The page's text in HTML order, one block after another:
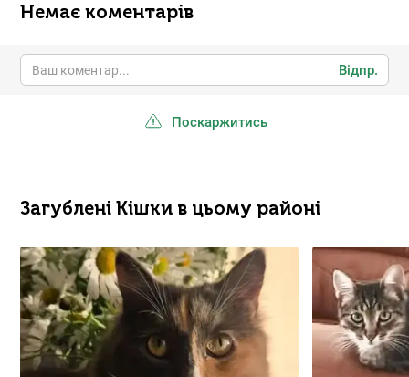
Немає коментарів
Відпр.
Поскаржитись
Загублені Кішки в цьому районі